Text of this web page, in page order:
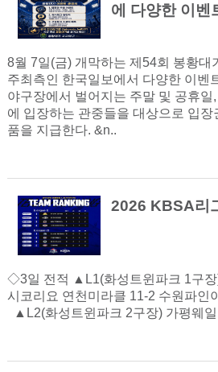
에 다양한 이벤
8월 7일(금) 개막하는 제54회 봉황대
주최측인 한국일보에서 다양한 이
야구장에서 벌어지는 주말 및 공휴일
에 입장하는 관중들을 대상으로 입장
품을 지급한다. &n..
2026 KBSA리
◇3일 전적 ▲L1(화성트윈파크 1구장
시코리요 연천미라클 11-2 수원파
▲L2(화성트윈파크 2구장) 가평웨